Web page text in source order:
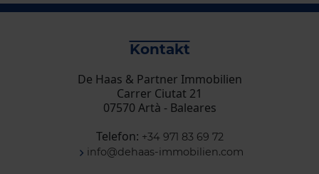
Kontakt
De Haas & Partner Immobilien
Carrer Ciutat 21
07570 Artà - Baleares
Telefon: +34 971 83 69 72
info@dehaas-immobilien.com